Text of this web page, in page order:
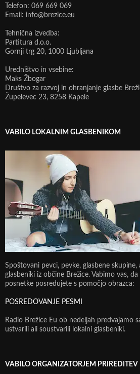
Telefon: 069 669 069
Email: info@brezice.eu
Tehnična izvedba:
Partitura d.o.o.
Gornji trg 20, 1000 Ljubljana
Uredništvo in vsebine:
Maks Žbogar
Društvo za razvoj in ohranjanje glasbe
Župelevec 23, 8258 Kapele
VABILO LOKALNIM GLASBENIKOM
Spoštovani pevci, pevke, glasbene
glasbeniki iz občine Brežice. Vabimo vas,
posnetke posredujete s pomočjo obrazca:
POSREDOVANJE PESMI
Radio Brežice Eu ob nedeljah predvajamo
ustvarili ali soustvarili lokalni glasbeniki.
VABILO ORGANIZATORJEM PRIREDITEV